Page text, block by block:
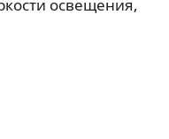
освещения,